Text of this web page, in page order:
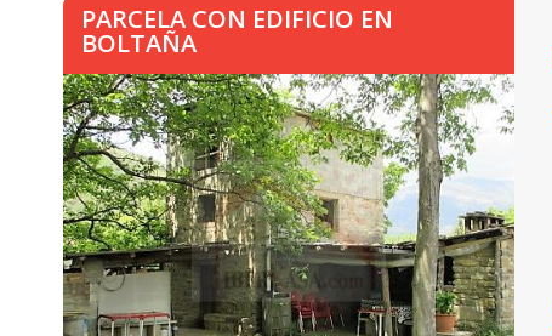
PARCELA CON EDIFICIO EN
BOLTAÑA